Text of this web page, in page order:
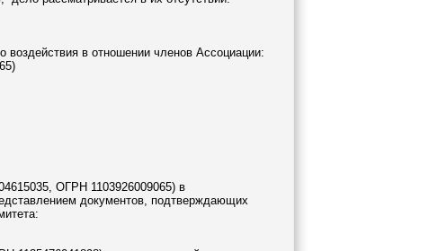
в отношении членов Ассоциации:
ОГРН 1103926009065) в
документов, подтверждающих